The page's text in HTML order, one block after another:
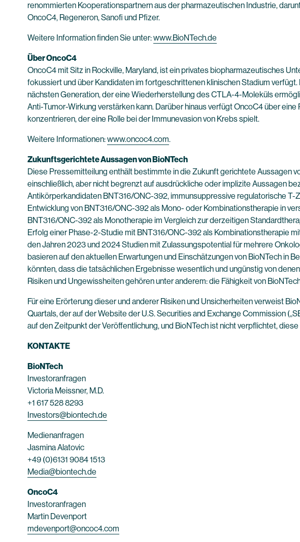
renommierten Kooperationspartnern aus der pharmazeutischen Industrie,
OncoC4, Regeneron, Sanofi und Pfizer.
Weitere Information finden Sie unter:www.BioNTech.de
Über OncoC4
OncoC4 mit Sitz in Rockville, Maryland, ist ein privates biopharmazeutisches
fokussiert und über Kandidaten im fortgeschrittenen klinischen Stadium
nächsten Generation, der eine Wiederherstellung des CTLA-4-Moleküls
Anti-Tumor-Wirkung verstärken kann. Darüber hinaus verfügt OncoC4 über
konzentrieren, der eine Rolle bei der Immunevasion von Krebs spielt.
Weitere Informationen:www.oncoc4.com.
Zukunftsgerichtete Aussagen von BioNTech
Diese Pressemitteilung enthält bestimmte in die Zukunft gerichtete Aussagen
einschließlich, aber nicht begrenzt auf ausdrückliche oder implizite Aussagen
Antikörperkandidaten BNT316/ONC-392, immunsuppressive regulatorische
Entwicklung von BNT316/ONC-392 als Mono- oder Kombinationstherapie in
BNT316/ONC-392 als Monotherapie im Vergleich zur derzeitigen
Erfolg einer Phase-2-Studie mit BNT316/ONC-392 als Kombinationstherapie
den Jahren 2023 und 2024 Studien mit Zulassungspotential für mehrere
basieren auf den aktuellen Erwartungen und Einschätzungen von BioNTech in
könnten, dass die tatsächlichen Ergebnisse wesentlich und ungünstig von
Risiken und Ungewissheiten gehören unter anderem: die Fähigkeit von
Für eine Erörterung dieser und anderer Risiken und Unsicherheiten verweist
Quartals, der auf der Website der U.S. Securities and Exchange Commission
auf den Zeitpunkt der Veröffentlichung, und BioNTech ist nicht verpflichtet,
KONTAKTE
BioNTech
Investoranfragen
Victoria Meissner, M.D.
+1 617 528 8293
Investors@biontech.de
Medienanfragen
Jasmina Alatovic
+49 (0)6131 9084 1513
Media@biontech.de
OncoC4
Investoranfragen
Martin Devenport
mdevenport@oncoc4.com